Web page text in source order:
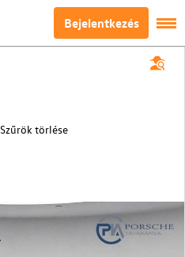
Bejelentkezés
Szűrök törlése